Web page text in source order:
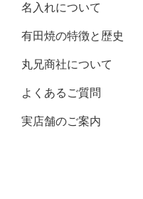
名入れについて
有田焼の特徴と歴史
丸兄商社について
よくあるご質問
実店舗のご案内